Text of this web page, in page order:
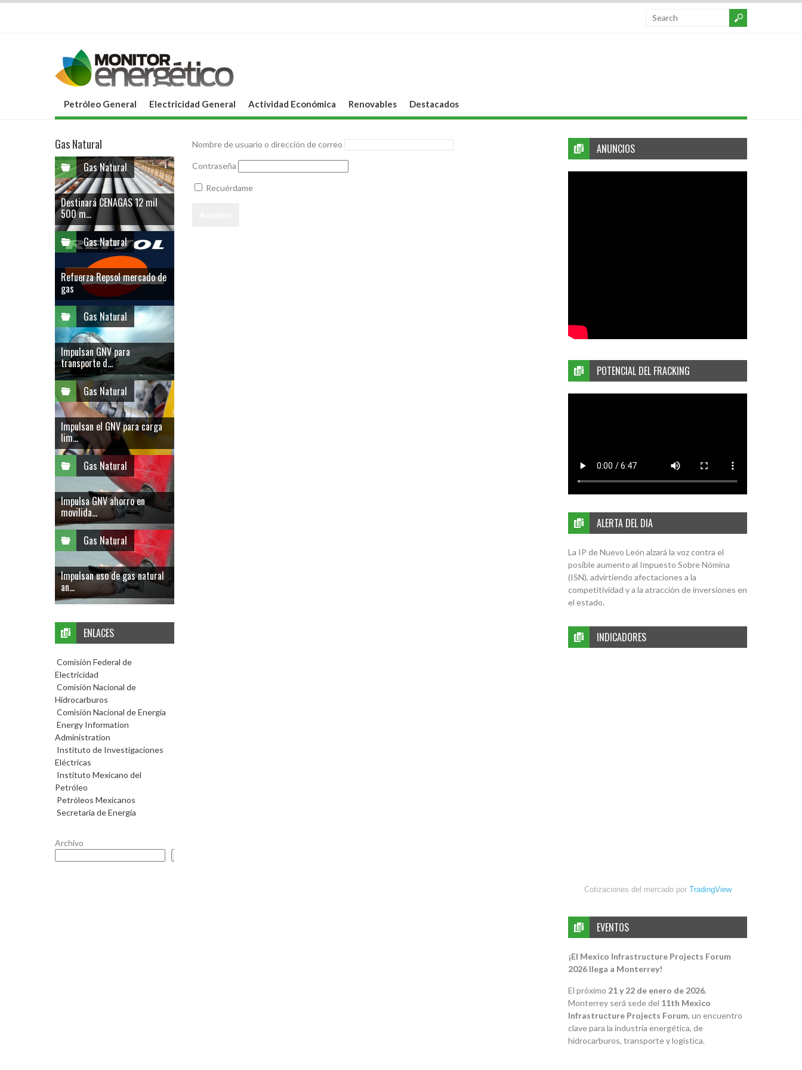
Petróleo General Electricidad General Actividad Económica Renovables Destacados
Nombre de usuario o dirección de correo
Contraseña
Recuérdame
ANUNCIOS
POTENCIAL DEL FRACKING
ALERTA DEL DIA
La IP de Nuevo León alzará la voz contra el
posible aumento al Impuesto Sobre Nómina
(ISN), advirtiendo afectaciones a la
competitividad y a la atracción de inversiones en
el estado.
INDICADORES
Cotizaciones del mercado por TradingView
EVENTOS
¡El Mexico Infrastructure Projects Forum
2026 llega a Monterrey!
El próximo 21 y 22 de enero de 2026,
Monterrey será sede del 11th Mexico
Infrastructure Projects Forum, un encuentro
clave para la industria energética, de
hidrocarburos, transporte y logística.
Gas Natural
Gas Natural
Destinará CENAGAS 12 mil
500 m...
Gas Natural
Refuerza Repsol mercado de
gas
Gas Natural
Impulsan GNV para
transporte d...
Gas Natural
Impulsan el GNV para carga
lim...
Gas Natural
Impulsa GNV ahorro en
movilida...
Gas Natural
Impulsan uso de gas natural
an...
ENLACES
Comisión Federal de
Electricidad
Comisión Nacional de
Hidrocarburos
Comisión Nacional de Energía
Energy Information
Administration
Instituto de Investigaciones
Eléctricas
Instituto Mexicano del
Petróleo
Petróleos Mexicanos
Secretaría de Energía
Archivo